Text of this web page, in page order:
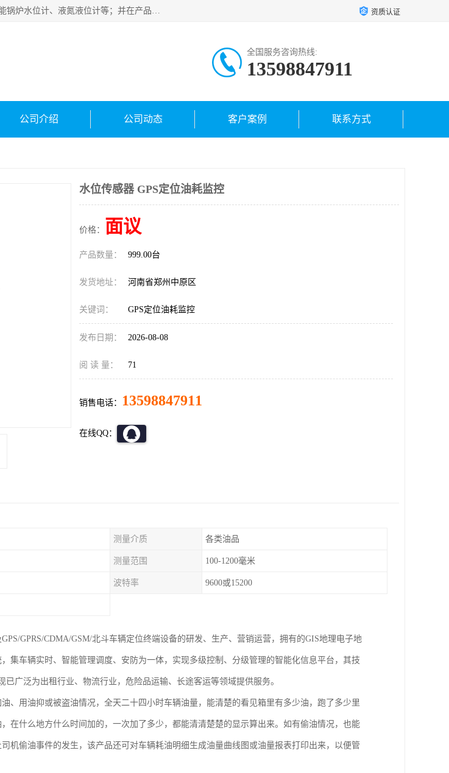
河南福瑞德仪表有限公司是生产销售电容液位计、液氨液位计、小量程液位计定制、智能锅炉水位计、液氮液位计等；并在产品开发、研制的过程中，吸取国内外仪器仪表的技术精华，建立了一支高、精、尖的科研开发队伍，使产品性能不断升级。 资质认证
全国服务咨询热线:
13598847911
公司介绍 公司动态 客户案例 联系方式
水位传感器 GPS定位油耗监控
价格： 面议
产品数量： 999.00台
发货地址： 河南省郑州中原区
关键词： GPS定位油耗监控
发布日期： 2026-08-08
阅 读 量： 71
销售电话： 13598847911
在线QQ：
测量介质 各类油品
测量范围 100-1200毫米
波特率 9600或15200
GPRS/CDMA/GSM/北斗车辆定位终端设备的研发、生产、营销运营，拥有的GIS地理电子地
集车辆实时、智能管理调度、安防为一体，实现多级控制、分级管理的智能化信息平台，其技
广泛为出租行业、物流行业，危险品运输、长途客运等领域提供服务。
、用油抑或被盗油情况，全天二十四小时车辆油量，能清楚的看见箱里有多少油，跑了多少里
在什么地方什么时间加的，一次加了多少，都能清清楚楚的显示算出来。如有偷油情况，也能
机偷油事件的发生，该产品还可对车辆耗油明细生成油量曲线图或油量报表打印出来，以便管